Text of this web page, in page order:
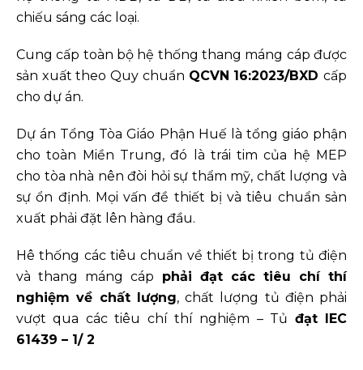
chiếu sáng các loại.
Cung cấp toàn bộ hệ thống thang máng cáp được
sản xuất theo Quy chuẩn QCVN 16:2023/BXDcấp
cho dự án.
Dự án Tổng Tòa Giáo Phận Huế là tổng giáo phận
cho toàn Miền Trung, đó là trái tim của hệ MEP
cho tòa nhà nên đòi hỏi sự thẩm mỹ, chất lượng và
sự ổn định. Mọi vấn đề thiết bị và tiêu chuẩn sản
xuất phải đặt lên hàng đầu.
Hê thống các tiêu chuẩn về thiết bị trong tủ điện
và thang máng cáp phải đạt các tiêu chí thí
nghiệm về chất lượng, chất lượng tủ điện phải
vượt qua các tiêu chí thí nghiệm – Tủ đạt IEC
61439 – 1/ 2